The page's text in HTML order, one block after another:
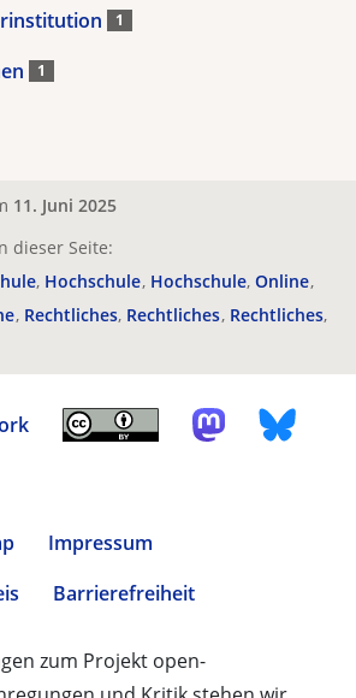
1
1
11. Juni 2025
dieser Seite:
Hochschule Hochschule Online
Rechtliches Rechtliches Rechtliches
Impressum
Barrierefreiheit
zum Projekt open-